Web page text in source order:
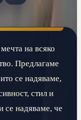
на всяко
Предлагаме
се надяваме,
стил и
се надяваме, че